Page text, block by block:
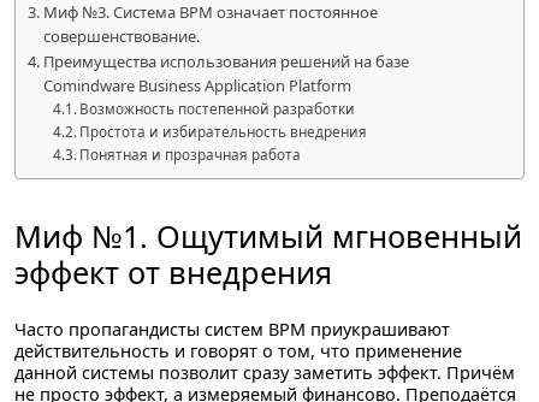
Миф №3. Система BPM означает постоянное
совершенствование.
Преимущества использования решений на базе
Comindware Business Application Platform
Возможность постепенной разработки
Простота и избирательность внедрения
Понятная и прозрачная работа
Миф №1. Ощутимый мгновенный
эффект от внедрения
Часто пропагандисты систем BPM приукрашивают
действительность и говорят о том, что применение
данной системы позволит сразу заметить эффект. Причём
не просто эффект, а измеряемый финансово. Преподаётся